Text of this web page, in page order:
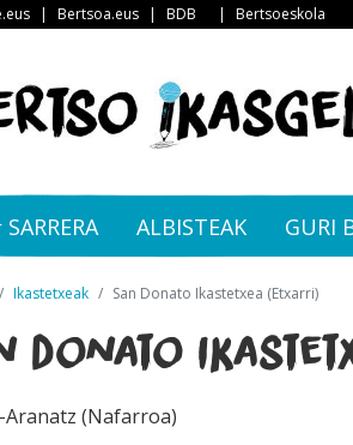
| Bertsoa.eus | BDB | Bertsoeskola
SARRERA ALBISTEAK GURI
Ikastetxeak San Donato Ikastetxea (Etxarri)
Donato
Aranatz (Nafarroa)